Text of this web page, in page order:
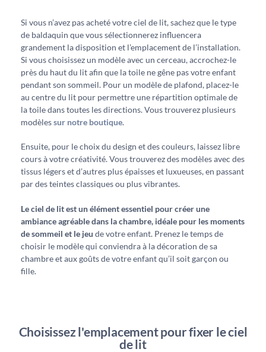
Si vous n’avez pas acheté votre ciel de lit, sachez que le type
de baldaquin que vous sélectionnerez influencera
grandement la disposition et l’emplacement de l’installation.
Si vous choisissez un modèle avec un cerceau, accrochez-le
près du haut du lit afin que la toile ne gêne pas votre enfant
pendant son sommeil. Pour un modèle de plafond, placez-le
au centre du lit pour permettre une répartition optimale de
la toile dans toutes les directions. Vous trouverez plusieurs
modèlessur notre boutique.
Ensuite, pour le choix du design et des couleurs, laissez libre
cours à votre créativité. Vous trouverez des modèles avec des
tissus légers et d’autres plus épaisses et luxueuses, en passant
par des teintes classiques ou plus vibrantes.
Le ciel de lit est un élément essentiel pour créer une
ambiance agréable dans la chambre, idéale pour les moments
de sommeil et le jeu de votre enfant. Prenez le temps de
choisir le modèle qui conviendra à la décoration de sa
chambre et aux goûts de votre enfant qu’il soit garçon ou
fille.
Choisissez l'emplacement pour fixer le ciel
de lit